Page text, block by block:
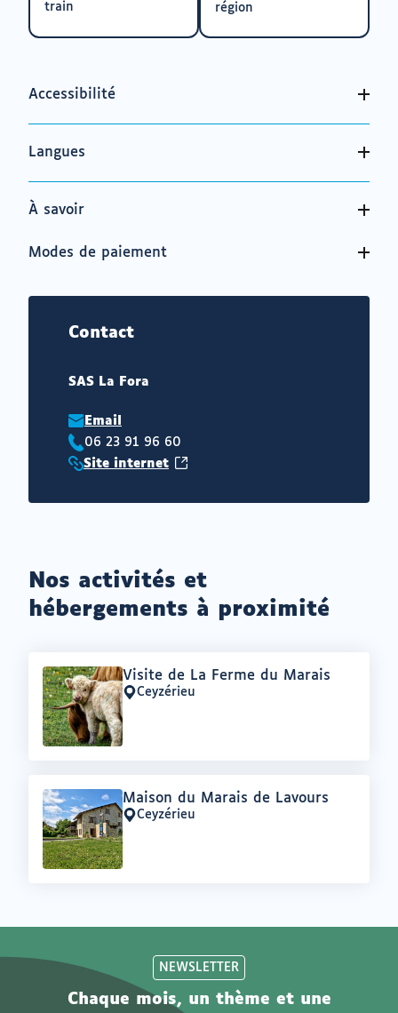
train région
Accessibilité
Langues
À savoir
Modes de paiement
Contact
SAS La Fora
Email
Téléphone
06 23 91 96 60
Site
Site internet(ouvrir
un
Nos activités et
hébergements à proximité
Offre
:
Visite de La Ferme du Marais
Lieu
:
Ceyzérieu
Offre
:
Maison du Marais de Lavours
Lieu
:
Ceyzérieu
NEWSLETTER
Chaque mois, un thème et une